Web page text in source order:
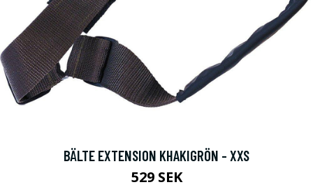
BÄLTE EXTENSION KHAKIGRÖN - XXS
529 SEK